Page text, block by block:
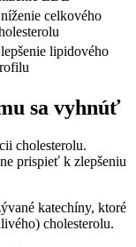
celkového
lipidového
sa vyhnúť
cholesterolu.
prispieť k zlepšeniu
⁢katechíny, ktoré
cholesterolu.